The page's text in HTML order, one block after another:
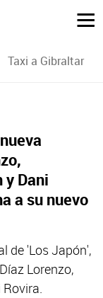
Taxi a Gibraltar
y Dani
a su nuevo
de 'Los Japón',
Lorenzo,